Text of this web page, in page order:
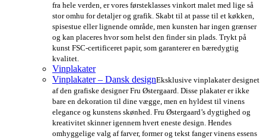
fra hele verden, er vores førsteklasses vinkort malet med lige så
stor omhu for detaljer og grafik. Skabt til at passe til et køkken,
spisestue eller lignende område, men kunsten har ingen grænser
og kan placeres hvor som helst den finder sin plads. Trykt på
kunst FSC-certificeret papir, som garanterer en bæredygtig
kvalitet.
Vinplakater
Vinplakater – Dansk designEksklusive vinplakater designet
af den grafiske designer Fru Østergaard. Disse plakater er ikke
bare en dekoration til dine vægge, men en hyldest til vinens
elegance og kunstens skønhed. Fru Østergaard’s dygtighed og
kreativitet skinner igennem hvert eneste design. Hendes
omhyggelige valg af farver, former og tekst fanger vinens essens